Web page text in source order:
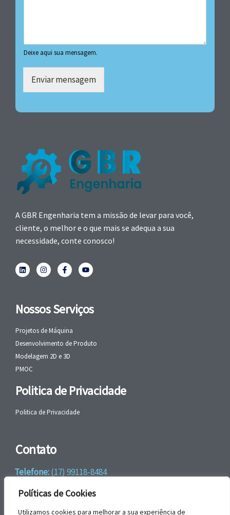
Políticas de Cookies
Utilizamos cookies para melhorar a sua experiência de
Deixe aqui sua mensagem.
Enviar mensagem
A GBR Engenharia tem a missão de levar para você,
cliente, o melhor e o que mais se adequa a sua
necessidade, conte conosco!
Nossos Serviços
Projetos de Máquina
Desenvolvimento de Produto
Modelagem 2D e 3D
PMOC
Politica de Privacidade
Politica de Privacidade
Contato
Telefone:(17) 99118-8484
WhatsApp:+55 (17) 99118-8484
email:faleconosco@gbrengenharia.com